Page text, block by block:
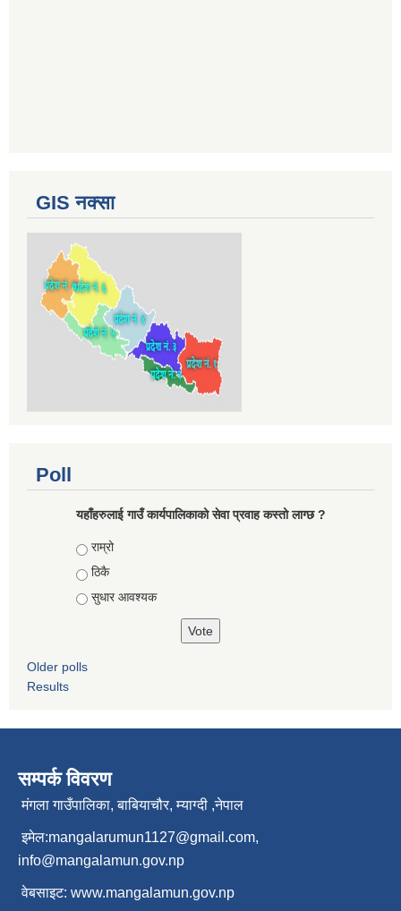
GIS नक्सा
Poll
यहाँहरुलाई गाउँ कार्यपालिकाको सेवा प्रवाह कस्तो लाग्छ ?
Choices
राम्रो
ठिकै
सुधार आवश्यक
Older polls
Results
सम्पर्क विवरण
मंगला गाउँपालिका, बाबियाचौर, म्याग्दी ,नेपाल
इमेल:mangalarumun1127@gmail.com,
info@mangalamun.gov.np
वेबसाइट: www.mangalamun.gov.np